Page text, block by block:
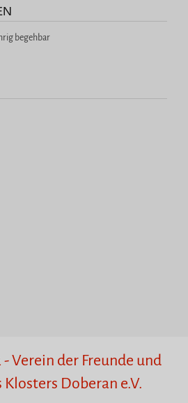
begehbar
Verein der Freunde und
Klosters Doberan e.V.